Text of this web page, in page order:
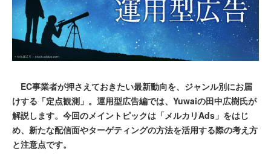
EC事業者が押さえておきたい最新動向を、ジャンル別にお届
けする「定点観測」。運用型広告編では、Yuwaiの田中広樹氏が
解説します。今回のメイントピックは「メルカリAds」をはじ
め、新たな配信面やターゲティングの方法を活用する際の考え方
と注意点です。